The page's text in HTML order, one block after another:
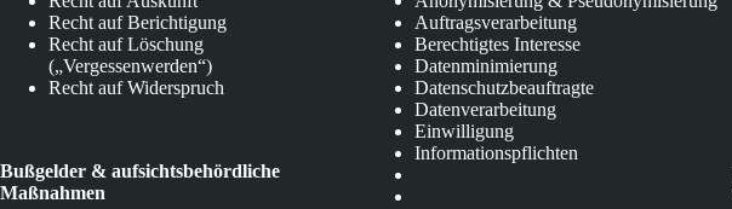
Recht auf Berichtigung
Recht auf Löschung
(„Vergessenwerden“)
Recht auf Widerspruch
Bußgelder & aufsichtsbehördliche
Maßnahmen
Auftragsverarbeitung
Berechtigtes Interesse
Datenminimierung
Datenschutzbeauftragte
Datenverarbeitung
Einwilligung
Informationspflichten